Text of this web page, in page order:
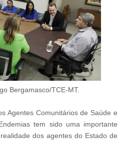
Bergamasco/TCE-MT.
Agentes Comunitários de Saúde e
tem sido uma importante
dos agentes do Estado de